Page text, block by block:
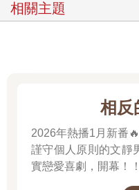
相關主題
相反
2026年熱播1月新番
謹守個人原則的文靜
實戀愛喜劇，開幕！！